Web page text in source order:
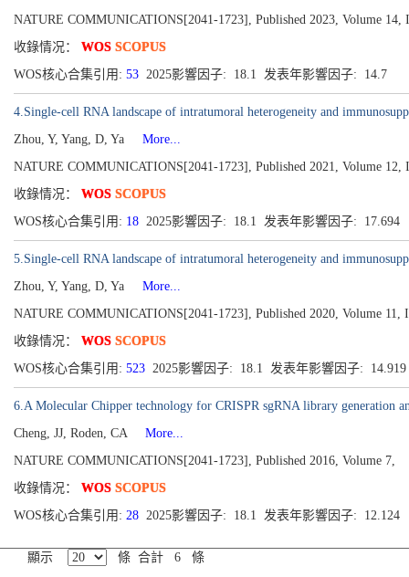
NATURE COMMUNICATIONS[2041-1723], Published 2023, Volume 14,
收錄情况： WOS SCOPUS
WOS核心合集引用: 53 2025影響因子: 18.1 发表年影響因子: 14.7
4.Single-cell RNA landscape of intratumoral heterogeneity and
Zhou, Y, Yang, D, Ya
More...
NATURE COMMUNICATIONS[2041-1723], Published 2021, Volume 12,
收錄情况： WOS SCOPUS
WOS核心合集引用: 18 2025影響因子: 18.1 发表年影響因子: 17.694
5.Single-cell RNA landscape of intratumoral heterogeneity and
Zhou, Y, Yang, D, Ya
More...
NATURE COMMUNICATIONS[2041-1723], Published 2020, Volume 11,
收錄情况： WOS SCOPUS
WOS核心合集引用: 523 2025影響因子: 18.1 发表年影響因子: 14.919
6.A Molecular Chipper technology for CRISPR sgRNA library generation
Cheng, JJ, Roden, CA
More...
NATURE COMMUNICATIONS[2041-1723], Published 2016, Volume 7,
收錄情况： WOS SCOPUS
WOS核心合集引用: 28 2025影響因子: 18.1 发表年影響因子: 12.124
顯示 條 合計 6 條